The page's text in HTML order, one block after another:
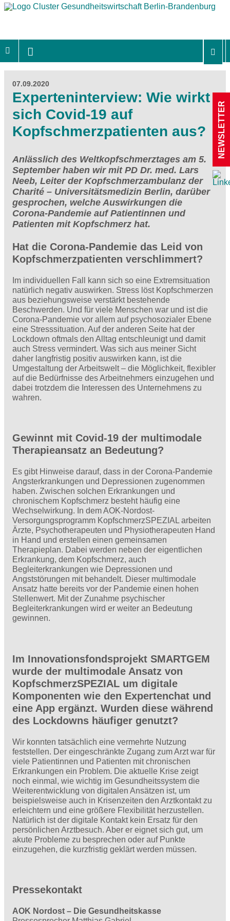
07.09.2020
Experteninterview: Wie wirkt
sich Covid-19 auf
Kopfschmerzpatienten aus?
Anlässlich des Weltkopfschmerztages am 5.
September haben wir mit PD Dr. med. Lars
Neeb, Leiter der Kopfschmerzambulanz der
Charité – Universitätsmedizin Berlin, darüber
gesprochen, welche Auswirkungen die
Corona-Pandemie auf Patientinnen und
Patienten mit Kopfschmerz hat.
Hat die Corona-Pandemie das Leid von
Kopfschmerzpatienten verschlimmert?
Im individuellen Fall kann sich so eine Extremsituation
natürlich negativ auswirken. Stress löst Kopfschmerzen
aus beziehungsweise verstärkt bestehende
Beschwerden. Und für viele Menschen war und ist die
Corona-Pandemie vor allem auf psychosozialer Ebene
eine Stresssituation. Auf der anderen Seite hat der
Lockdown oftmals den Alltag entschleunigt und damit
auch Stress vermindert. Was sich aus meiner Sicht
daher langfristig positiv auswirken kann, ist die
Umgestaltung der Arbeitswelt – die Möglichkeit, flexibler
auf die Bedürfnisse des Arbeitnehmers einzugehen und
dabei trotzdem die Interessen des Unternehmens zu
wahren.
Gewinnt mit Covid-19 der multimodale
Therapieansatz an Bedeutung?
Es gibt Hinweise darauf, dass in der Corona-Pandemie
Angsterkrankungen und Depressionen zugenommen
haben. Zwischen solchen Erkrankungen und
chronischem Kopfschmerz besteht häufig eine
Wechselwirkung. In dem AOK-Nordost-
Versorgungsprogramm KopfschmerzSPEZIAL arbeiten
Ärzte, Psychotherapeuten und Physiotherapeuten Hand
in Hand und erstellen einen gemeinsamen
Therapieplan. Dabei werden neben der eigentlichen
Erkrankung, dem Kopfschmerz, auch
Begleiterkrankungen wie Depressionen und
Angststörungen mit behandelt. Dieser multimodale
Ansatz hatte bereits vor der Pandemie einen hohen
Stellenwert. Mit der Zunahme psychischer
Begleiterkrankungen wird er weiter an Bedeutung
gewinnen.
Im Innovationsfondsprojekt SMARTGEM
wurde der multimodale Ansatz von
KopfschmerzSPEZIAL um digitale
Komponenten wie den Expertenchat und
eine App ergänzt. Wurden diese während
des Lockdowns häufiger genutzt?
Wir konnten tatsächlich eine vermehrte Nutzung
feststellen. Der eingeschränkte Zugang zum Arzt war für
viele Patientinnen und Patienten mit chronischen
Erkrankungen ein Problem. Die aktuelle Krise zeigt
noch einmal, wie wichtig im Gesundheitssystem die
Weiterentwicklung von digitalen Ansätzen ist, um
beispielsweise auch in Krisenzeiten den Arztkontakt zu
erleichtern und eine größere Flexibilität herzustellen.
Natürlich ist der digitale Kontakt kein Ersatz für den
persönlichen Arztbesuch. Aber er eignet sich gut, um
akute Probleme zu besprechen oder auf Punkte
einzugehen, die kurzfristig geklärt werden müssen.
Pressekontakt
AOK Nordost – Die Gesundheitskasse
NEWSLETTER